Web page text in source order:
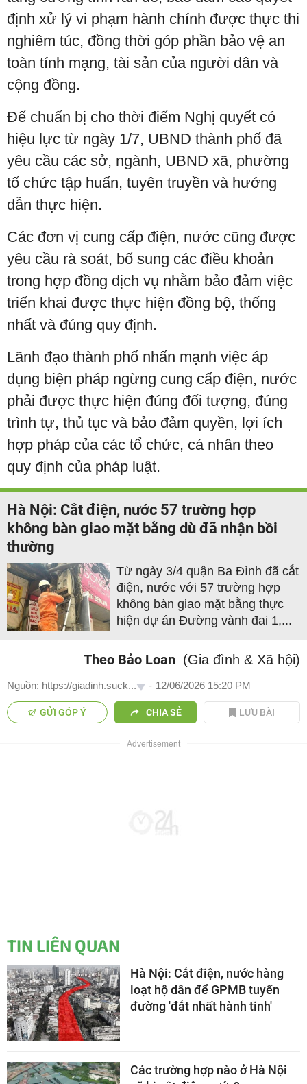
định xử lý vi phạm hành chính được thực thi
nghiêm túc, đồng thời góp phần bảo vệ an
toàn tính mạng, tài sản của người dân và
cộng đồng.
Để chuẩn bị cho thời điểm Nghị quyết có
hiệu lực từ ngày 1/7, UBND thành phố đã
yêu cầu các sở, ngành, UBND xã, phường
tổ chức tập huấn, tuyên truyền và hướng
dẫn thực hiện.
Các đơn vị cung cấp điện, nước cũng được
yêu cầu rà soát, bổ sung các điều khoản
trong hợp đồng dịch vụ nhằm bảo đảm việc
triển khai được thực hiện đồng bộ, thống
nhất và đúng quy định.
Lãnh đạo thành phố nhấn mạnh việc áp
dụng biện pháp ngừng cung cấp điện, nước
phải được thực hiện đúng đối tượng, đúng
trình tự, thủ tục và bảo đảm quyền, lợi ích
hợp pháp của các tổ chức, cá nhân theo
quy định của pháp luật.
Hà Nội: Cắt điện, nước 57 trường hợp
không bàn giao mặt bằng dù đã nhận bồi
thường
Từ ngày 3/4 quận Ba Đình đã cắt
điện, nước với 57 trường hợp
không bàn giao mặt bằng thực
hiện dự án Đường vành đai 1,...
Theo Bảo Loan (Gia đình & Xã hội)
Nguồn: https://giadinh.suck... - 12/06/2026 15:20 PM
GỬI GÓP Ý CHIA SẺ LƯU BÀI
TIN LIÊN QUAN
Hà Nội: Cắt điện, nước hàng
loạt hộ dân để GPMB tuyến
đường 'đắt nhất hành tinh'
Các trường hợp nào ở Hà Nội